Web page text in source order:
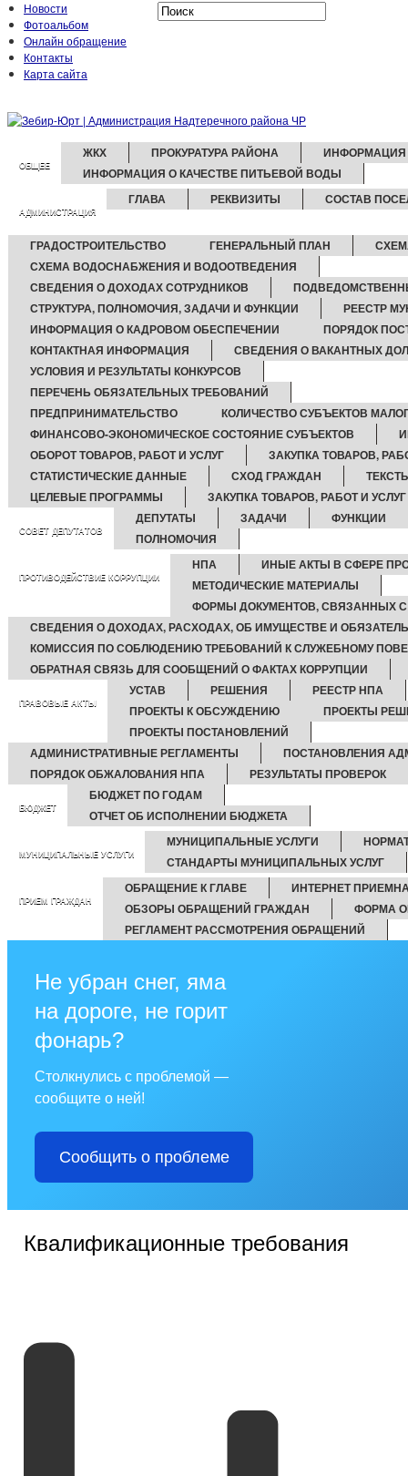
Новости
Фотоальбом
Онлайн обращение
Контакты
Карта сайта
ОБЩЕЕ
ЖКХ ПРОКУРАТУРА РАЙОНА
ИНФОРМАЦИЯ
ИНФОРМАЦИЯ О КАЧЕСТВЕ ПИТЬЕВОЙ ВОДЫ
АДМИНИСТРАЦИЯ
ГЛАВА РЕКВИЗИТЫ СОСТАВ
ГРАДОСТРОИТЕЛЬСТВО ГЕНЕРАЛЬНЫЙ ПЛАН
СХЕМА ВОДОСНАБЖЕНИЯ И ВОДООТВЕДЕНИЯ
СВЕДЕНИЯ О ДОХОДАХ СОТРУДНИКОВ
СТРУКТУРА, ПОЛНОМОЧИЯ, ЗАДАЧИ И ФУНКЦИИ
РЕЕСТР
ИНФОРМАЦИЯ О КАДРОВОМ ОБЕСПЕЧЕНИИ
ПОРЯДОК
КОНТАКТНАЯ ИНФОРМАЦИЯ
СВЕДЕНИЯ О ВАКАНТНЫХ
УСЛОВИЯ И РЕЗУЛЬТАТЫ КОНКУРСОВ
ПЕРЕЧЕНЬ ОБЯЗАТЕЛЬНЫХ ТРЕБОВАНИЙ
ПРЕДПРИНИМАТЕЛЬСТВО
КОЛИЧЕСТВО СУБЪЕКТОВ
ФИНАНСОВО-ЭКОНОМИЧЕСКОЕ СОСТОЯНИЕ СУБЪЕКТОВ
ОБОРОТ ТОВАРОВ, РАБОТ И УСЛУГ
ЗАКУПКА ТОВАРОВ,
СТАТИСТИЧЕСКИЕ ДАННЫЕ
СХОД ГРАЖДАН
ЦЕЛЕВЫЕ ПРОГРАММЫ
ЗАКУПКА ТОВАРОВ, РАБОТ И УСЛУГ
СОВЕТ ДЕПУТАТОВ
ДЕПУТАТЫ ЗАДАЧИ
ФУНКЦИИ
ПОЛНОМОЧИЯ
ПРОТИВОДЕЙСТВИЕ КОРРУПЦИИ
НПА
ИНЫЕ АКТЫ В СФЕРЕ
МЕТОДИЧЕСКИЕ МАТЕРИАЛЫ
ФОРМЫ ДОКУМЕНТОВ, СВЯЗАННЫХ
СВЕДЕНИЯ О ДОХОДАХ, РАСХОДАХ, ОБ ИМУЩЕСТВЕ И
КОМИССИЯ ПО СОБЛЮДЕНИЮ ТРЕБОВАНИЙ К СЛУЖЕБНОМУ
ОБРАТНАЯ СВЯЗЬ ДЛЯ СООБЩЕНИЙ О ФАКТАХ КОРРУПЦИИ
ПРАВОВЫЕ АКТЫ
УСТАВ РЕШЕНИЯ
РЕЕСТР НПА
ПРОЕКТЫ К ОБСУЖДЕНИЮ
ПРОЕКТЫ
ПРОЕКТЫ ПОСТАНОВЛЕНИЙ
АДМИНИСТРАТИВНЫЕ РЕГЛАМЕНТЫ
ПОСТАНОВЛЕНИЯ
ПОРЯДОК ОБЖАЛОВАНИЯ НПА
РЕЗУЛЬТАТЫ ПРОВЕРОК
БЮДЖЕТ
БЮДЖЕТ ПО ГОДАМ
ОТЧЕТ ОБ ИСПОЛНЕНИИ БЮДЖЕТА
МУНИЦИПАЛЬНЫЕ УСЛУГИ
МУНИЦИПАЛЬНЫЕ УСЛУГИ
СТАНДАРТЫ МУНИЦИПАЛЬНЫХ УСЛУГ
ПРИЕМ ГРАЖДАН
ОБРАЩЕНИЕ К ГЛАВЕ
ИНТЕРНЕТ
ОБЗОРЫ ОБРАЩЕНИЙ ГРАЖДАН
ФОРМА
РЕГЛАМЕНТ РАССМОТРЕНИЯ ОБРАЩЕНИЙ
Не убран снег, яма
на дороге, не горит
фонарь?
Столкнулись с проблемой —
сообщите о ней!
Сообщить о проблеме
Квалификационные требования